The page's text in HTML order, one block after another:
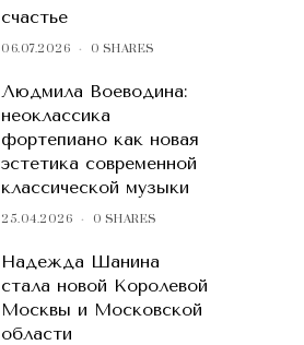
счастье
06.07.2026 0 SHARES
Людмила Воеводина:
неоклассика
фортепиано как новая
эстетика современной
классической музыки
25.04.2026 0 SHARES
Надежда Шанина
стала новой Королевой
Москвы и Московской
области